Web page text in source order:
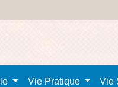
Vie Pratique Vie